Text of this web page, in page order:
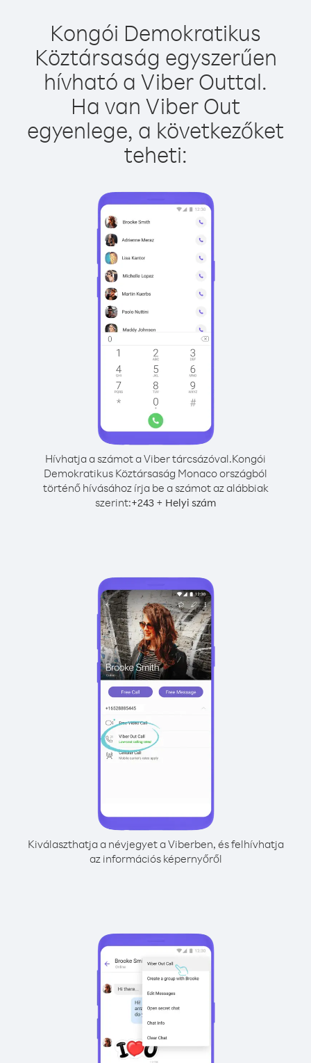
Kongói Demokratikus
Köztársaság egyszerűen
hívható a Viber Outtal.
Ha van Viber Out
egyenlege, a következőket
teheti:
Hívhatja a számot a Viber tárcsázóval.Kongói
Demokratikus Köztársaság Monaco országból
történő hívásához írja be a számot az alábbiak
szerint:+243 + Helyi szám
Kiválaszthatja a névjegyet a Viberben, és felhívhatja
az információs képernyőről